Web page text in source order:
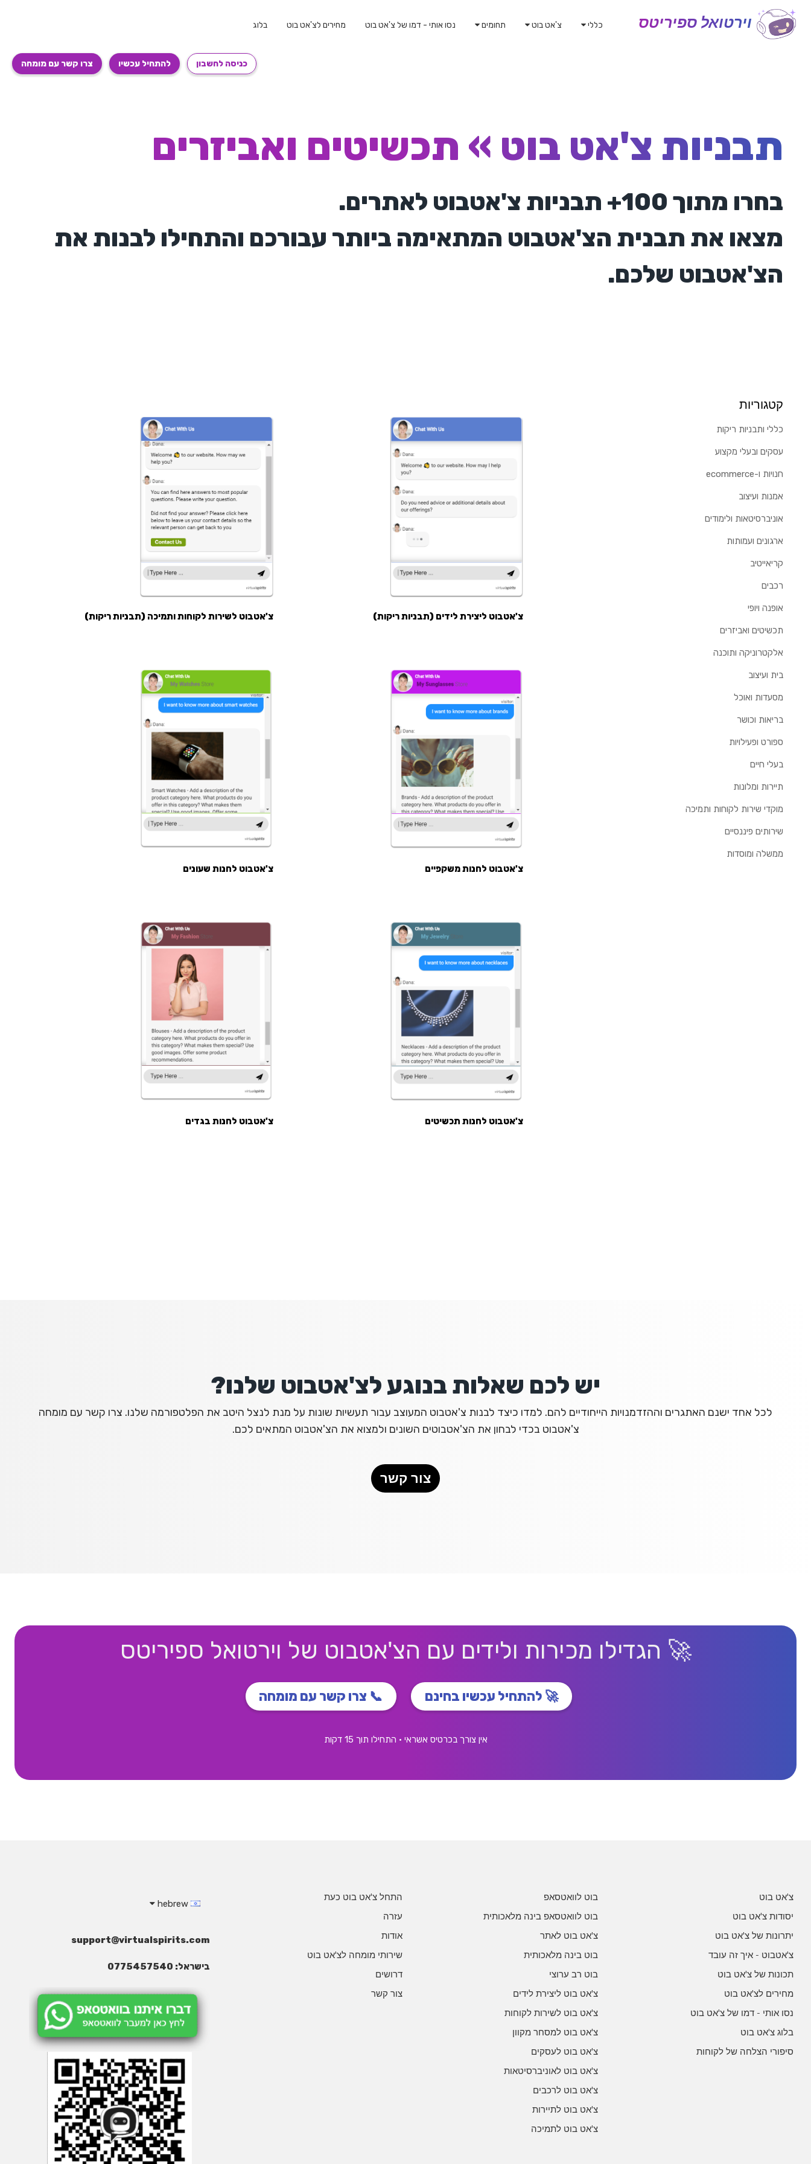
וירטואל ספיריטס כללי צ'אט בוט תחומים נסו אותי - דמו של צ'אט בוט מחירים לצ'אט בוט בלוג
כניסה לחשבון להתחיל עכשיו צרו קשר עם מומחה
תבניות צ'אט בוט » תכשיטים ואביזרים
בחרו מתוך 100+ תבניות צ'אטבוט לאתרים.
מצאו את תבנית הצ'אטבוט המתאימה ביותר עבורכם והתחילו לבנות את
הצ'אטבוט שלכם.
קטגוריות
כללי ותבניות ריקות
עסקים ובעלי מקצוע
חנויות ו-ecommerce
אמנות ועיצוב
אוניברסיטאות ולימודים
ארגונים ועמותות
קריאייטיב
רכבים
אופנה ויופי
תכשיטים ואביזרים
אלקטרוניקה ותוכנה
בית ועיצוב
מסעדות ואוכל
בריאות וכושר
ספורט ופעילויות
בעלי חיים
תיירות ומלונות
מוקדי שירות לקוחות ותמיכה
שירותים פיננסיים
ממשלה ומוסדות
צ'אטבוט ליצירת לידים (תבניות ריקות) צ'אטבוט לשירות לקוחות ותמיכה (תבניות ריקות)
צ'אטבוט לחנות משקפיים צ'אטבוט לחנות שעונים
צ'אטבוט לחנות תכשיטים צ'אטבוט לחנות בגדים
יש לכם שאלות בנוגע לצ'אטבוט שלנו?
לכל אחד ישנם האתגרים וההזדמנויות הייחודיים להם. למדו כיצד לבנות צ'אטבוט המעוצב עבור תעשיות שונות על מנת לנצל היטב את הפלטפורמה שלנו. צרו קשר עם מומחה
צ'אטבוט בכדי לבחון את הצ'אטבוטים השונים ולמצוא את הצ'אטבוט המתאים לכם.
צור קשר
🚀 הגדילו מכירות ולידים עם הצ'אטבוט של וירטואל ספיריטס
🚀 להתחיל עכשיו בחינם 📞 צרו קשר עם מומחה
אין צורך בכרטיס אשראי • התחילו תוך 15 דקות
צ'אט בוט
יסודות צ'אט בוט
יתרונות של צ'אט בוט
צ'אטבוט - איך זה עובד
תכונות של צ'אט בוט
מחירים לצ'אט בוט
נסו אותי - דמו של צ'אט בוט
בלוג צ'אט בוט
סיפורי הצלחה של לקוחות
בוט לוואטסאפ
בוט לוואטסאפ בינה מלאכותית
צ'אט בוט לאתר
בוט בינה מלאכותית
בוט רב ערוצי
צ'אט בוט ליצירת לידים
צ'אט בוט לשירות לקוחות
צ'אט בוט למסחר מקוון
צ'אט בוט לעסקים
צ'אט בוט לאוניברסיטאות
צ'אט בוט לרכבים
צ'אט בוט לתיירות
צ'אט בוט לתמיכה
התחל צ'אט בוט כעת
עזרה
אודות
שירותי מומחה לצ'אט בוט
דרושים
צור קשר
hebrew
support@virtualspirits.com
בישראל: 0775457540